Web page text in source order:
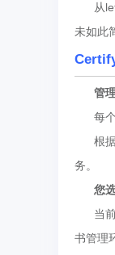
从
未如此
管
每个
根据
务。
您
当前
书管理